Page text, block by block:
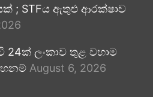
; STFය ඇතුළු ආරක්ෂාව
ලංකාව තුළ වහාම
August 6, 2026